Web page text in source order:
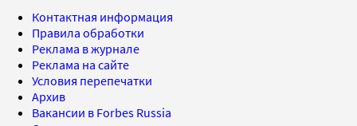
Контактная информация
Правила обработки
Реклама в журнале
Реклама на сайте
Условия перепечатки
Архив
Вакансии в Forbes Russia